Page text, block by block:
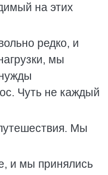
на этих
редко, и
мы
Чуть не каждый
Мы
и мы принялись